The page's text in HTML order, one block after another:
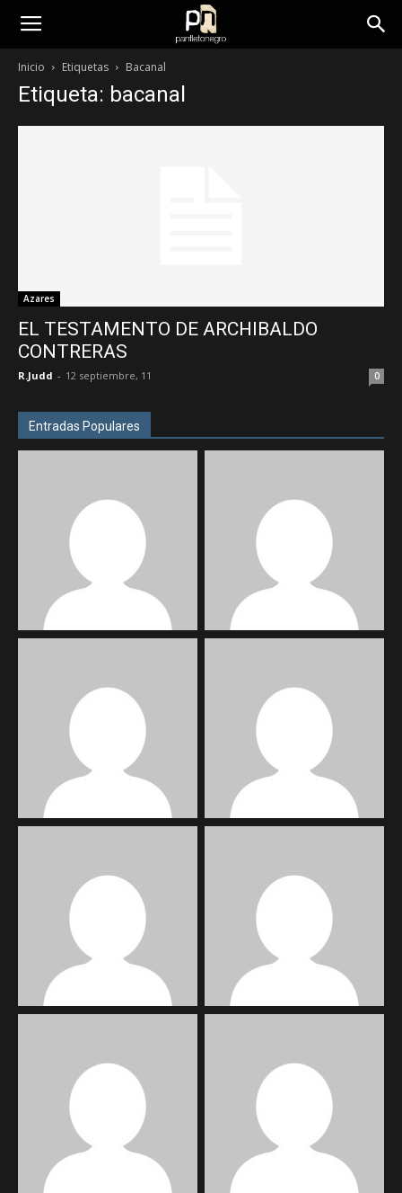
panfletonegro
Inicio Etiquetas Bacanal
Etiqueta: bacanal
Azares
EL TESTAMENTO DE ARCHIBALDO
CONTRERAS
R.Judd - 12 septiembre, 11 0
Entradas Populares